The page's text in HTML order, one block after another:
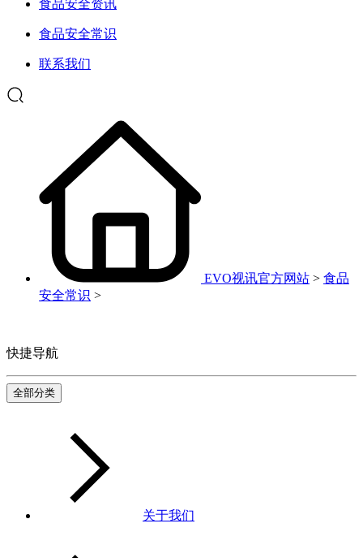
食品安全资讯
食品安全常识
联系我们
EVO视讯官方网站 > 食品
安全常识 >
快捷导航
全部分类
关于我们